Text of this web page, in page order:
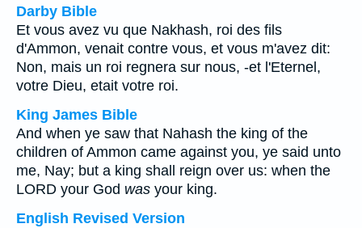
Darby Bible
Et vous avez vu que Nakhash, roi des fils
d'Ammon, venait contre vous, et vous m'avez dit:
Non, mais un roi regnera sur nous, -et l'Eternel,
votre Dieu, etait votre roi.
King James Bible
And when ye saw that Nahash the king of the
children of Ammon came against you, ye said unto
me, Nay; but a king shall reign over us: when the
LORD your God was your king.
English Revised Version